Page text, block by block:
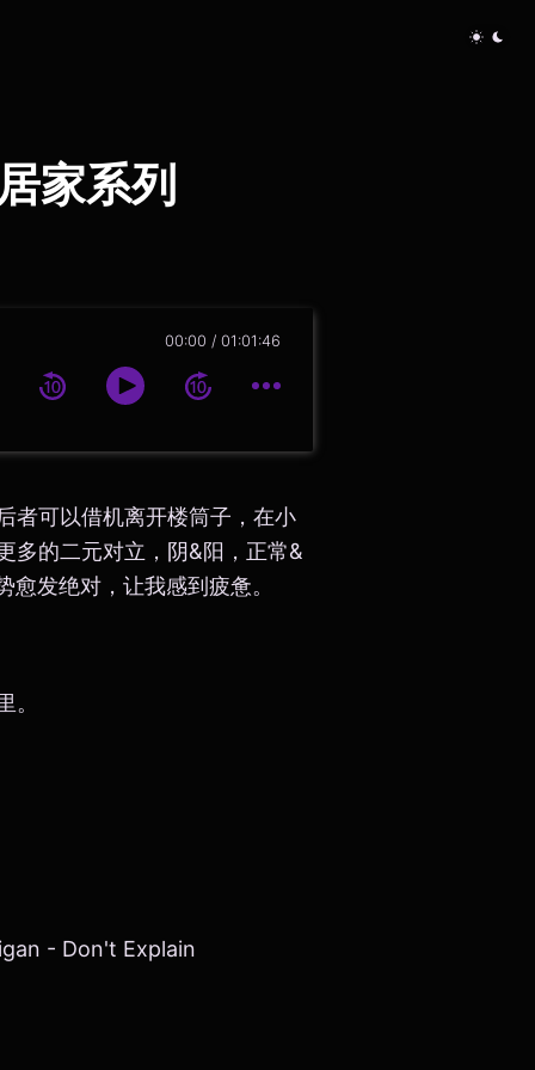
家系列
00:00 01:01:46
者可以借机离开楼筒子，在小
多的二元对立，阴&阳，正常&
发绝对，让我感到疲惫。
。
- Don't Explain